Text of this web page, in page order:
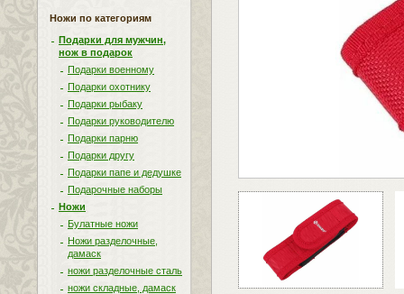
Ножи по категориям
Подарки для мужчин,
нож в подарок
Подарки военному
Подарки охотнику
Подарки рыбаку
Подарки руководителю
Подарки парню
Подарки другу
Подарки папе и дедушке
Подарочные наборы
Ножи
Булатные ножи
Ножи разделочные,
дамаск
ножи разделочные сталь
ножи складные, дамаск